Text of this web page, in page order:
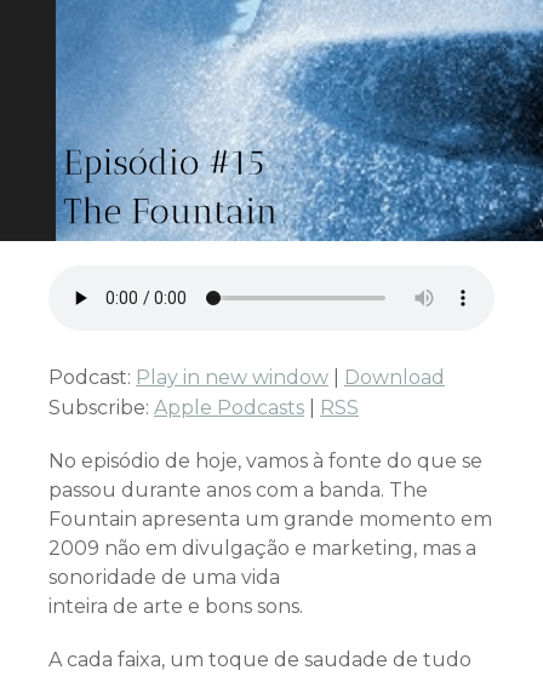
Podcast: Play in new window
Download
Subscribe: Apple Podcasts RSS
No episódio de hoje, vamos à fonte do que se
passou durante anos com a banda. The
Fountain apresenta um grande momento em
2009 não em divulgação e marketing, mas a
sonoridade de uma vida
inteira de arte e bons sons.
A cada faixa, um toque de saudade de tudo